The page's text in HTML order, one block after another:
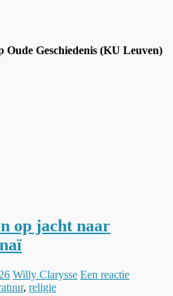
Oude Geschiedenis (KU Leuven)
op jacht naar
Willy Clarysse Een reactie
, religie